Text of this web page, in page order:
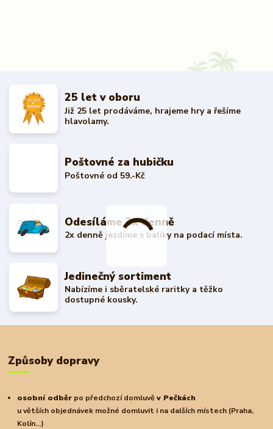
25 let v oboru
Již 25 let prodáváme, hrajeme hry a řešíme
hlavolamy.
Poštovné za hubičku
Poštovné od 59.-Kč
Odesíláme 2x denně
2x denně jezdíme s balíky na podací místa.
Jedinečný sortiment
Nabízíme i sběratelské raritky a těžko
dostupné kousky.
Způsoby dopravy
osobní odběr po předchozí domluvěv Pečkách
u větších objednávek možné domluvit i na dalších místech (Praha,
Kolín...)